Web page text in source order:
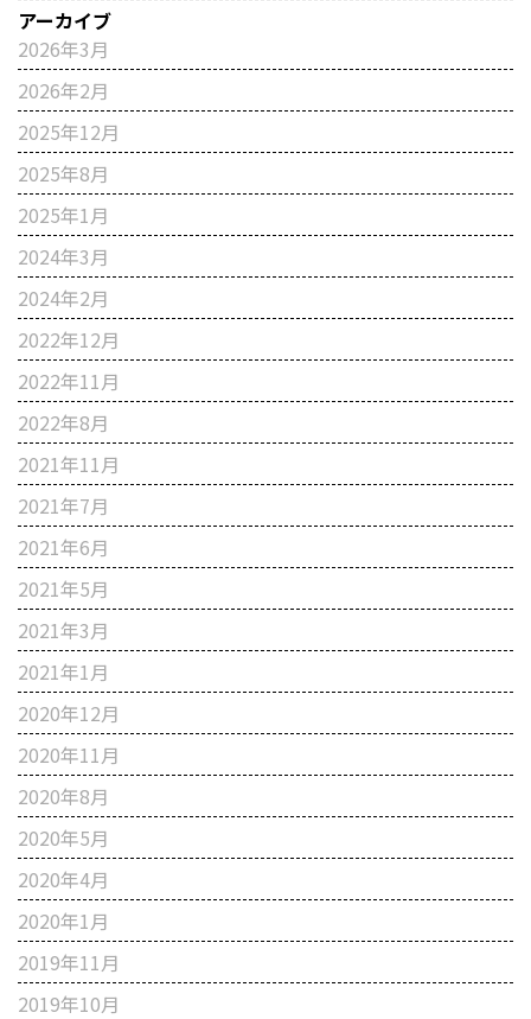
アーカイブ
2026年3月
2026年2月
2025年12月
2025年8月
2025年1月
2024年3月
2024年2月
2022年12月
2022年11月
2022年8月
2021年11月
2021年7月
2021年6月
2021年5月
2021年3月
2021年1月
2020年12月
2020年11月
2020年8月
2020年5月
2020年4月
2020年1月
2019年11月
2019年10月